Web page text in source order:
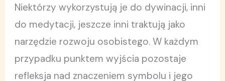
Niektórzy wykorzystują je do dywinacji, inni
do medytacji, jeszcze inni traktują jako
narzędzie rozwoju osobistego. W każdym
przypadku punktem wyjścia pozostaje
refleksja nad znaczeniem symbolu i jego